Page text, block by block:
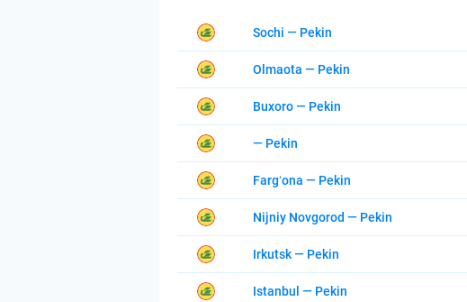
Sochi — Pekin
Olmaota — Pekin
Buxoro — Pekin
— Pekin
Fargʻona — Pekin
Nijniy Novgorod — Pekin
Irkutsk — Pekin
Istanbul — Pekin